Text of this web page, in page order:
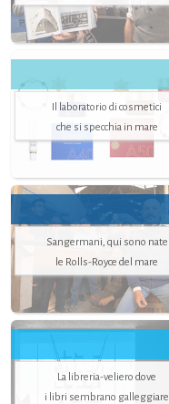
Il laboratorio di cosmetici
che si specchia in mare
Sangermani, qui sono nate
le Rolls-Royce del mare
La libreria-veliero dove
i libri sembrano galleggiare